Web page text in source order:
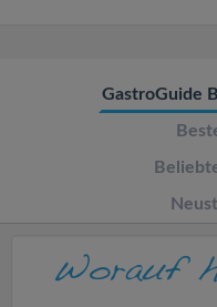
GastroGuide